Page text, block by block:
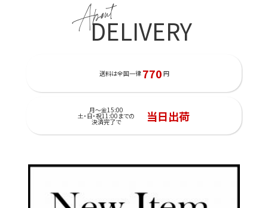
About
DELIVERY
送料は全国一律 770 円
月～金15:00
土・日・祝11:00までの
決済完了で 当日出荷